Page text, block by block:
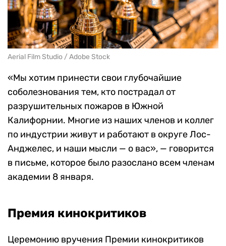
Aerial Film Studio / Adobe Stock
«Мы хотим принести свои глубочайшие
соболезнования тем, кто пострадал от
разрушительных пожаров в Южной
Калифорнии. Многие из наших членов и коллег
по индустрии живут и работают в округе Лос-
Анджелес, и наши мысли — о вас», — говорится
в письме, которое было разослано всем членам
академии 8 января.
Премия кинокритиков
Церемонию вручения Премии кинокритиков